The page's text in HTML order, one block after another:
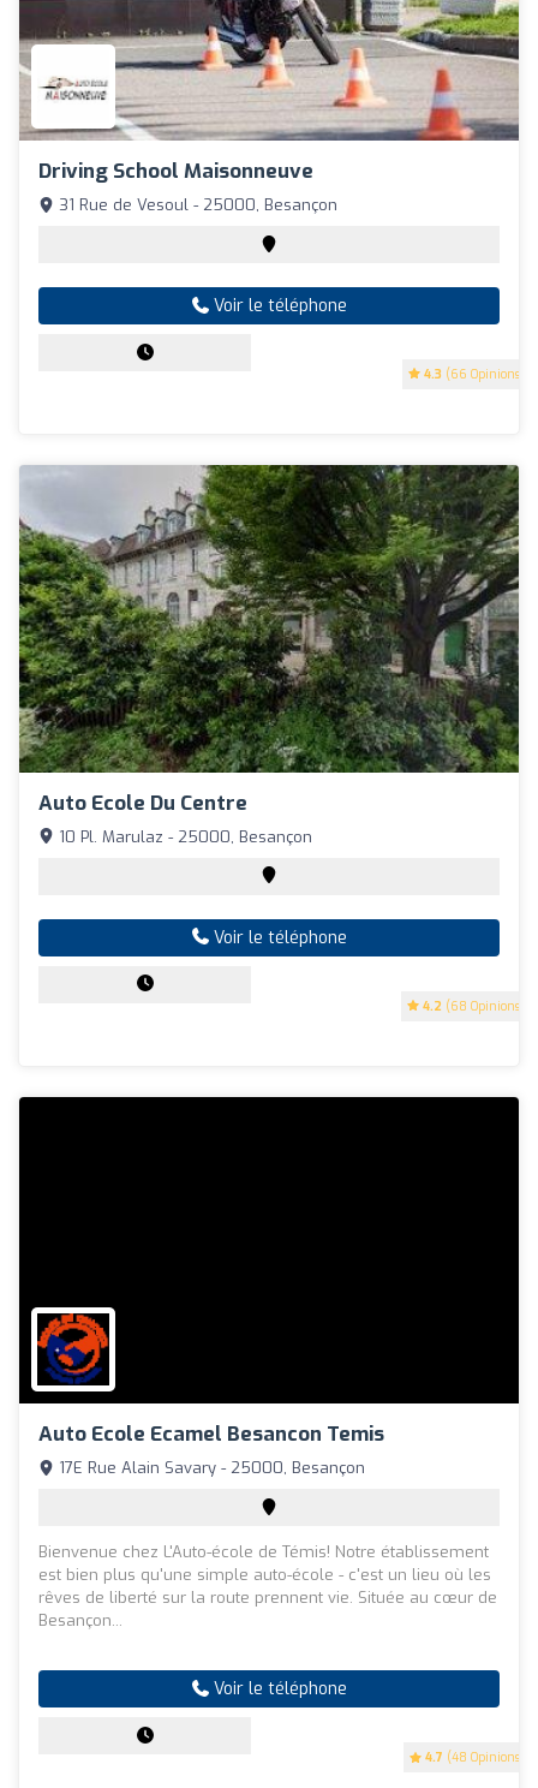
Driving School Maisonneuve
4.3 (66 Opinions)
31 Rue de Vesoul - 25000, Besançon
Voir le téléphone
Auto Ecole Du Centre
4.2 (68 Opinions)
10 Pl. Marulaz - 25000, Besançon
Voir le téléphone
Auto Ecole Ecamel Besancon Temis
4.7 (48 Opinions)
17E Rue Alain Savary - 25000, Besançon
Bienvenue chez L'Auto-école de Témis! Notre établissement
est bien plus qu'une simple auto-école - c'est un lieu où les
rêves de liberté sur la route prennent vie. Située au cœur de
Besançon...
Voir le téléphone